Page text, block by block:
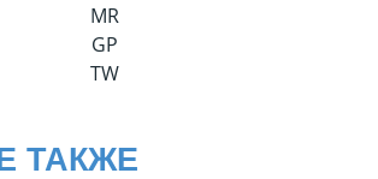
MR
GP
TW
ТАКЖЕ